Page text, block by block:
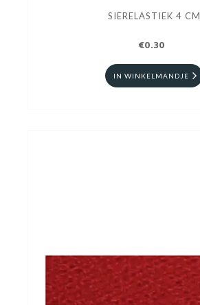
SIERELASTIEK 4 CM
€0.30
IN WINKELMANDJE